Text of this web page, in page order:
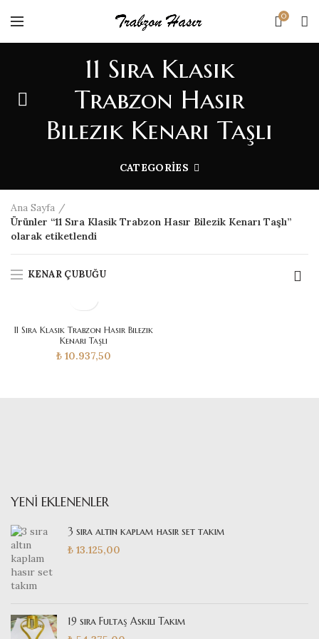
0
11 Sıra Klasik
Trabzon Hasır
Bilezik Kenarı Taşlı
CATEGORIES
Ana Sayfa
Ürünler “11 Sıra Klasik Trabzon Hasır Bilezik Kenarı Taşlı”
olarak etiketlendi
KENAR ÇUBUĞU
11 Sıra Klasik Trabzon Hasır Bilezik
Kenarı Taşlı
₺10.937,50
YENI EKLENENLER
3 sıra altın kaplam hasır set takım
₺ 13.125,00
19 sıra Fultaş Askılı Takım